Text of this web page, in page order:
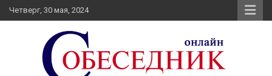
Skip
to
Четверг, 30 мая, 2024